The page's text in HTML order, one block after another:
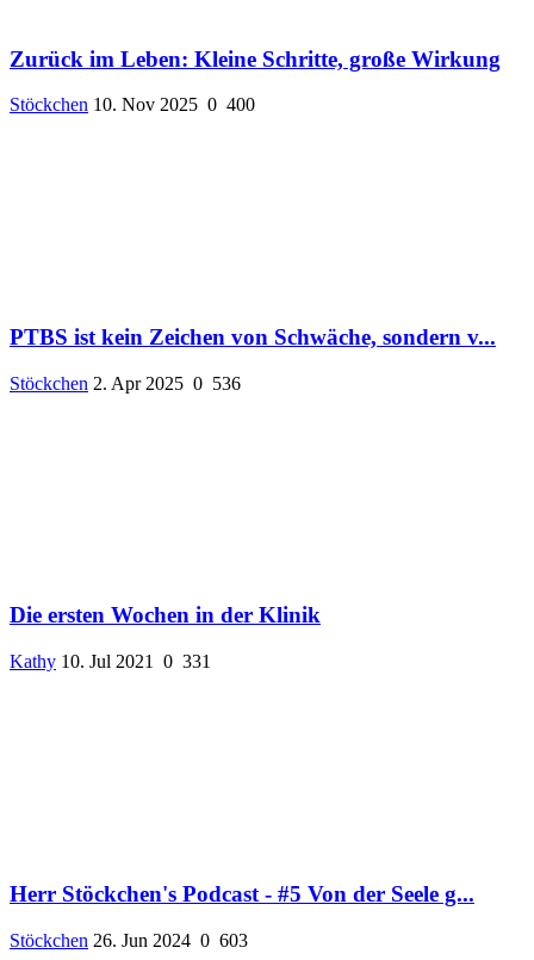
Zurück im Leben: Kleine Schritte, große Wirkung
Stöckchen 10. Nov 2025 0 400
PTBS ist kein Zeichen von Schwäche, sondern v...
Stöckchen 2. Apr 2025 0 536
Die ersten Wochen in der Klinik
Kathy 10. Jul 2021 0 331
Herr Stöckchen's Podcast - #5 Von der Seele g...
Stöckchen 26. Jun 2024 0 603